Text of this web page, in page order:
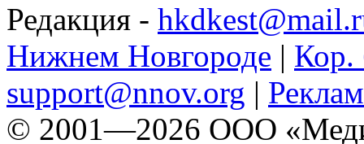
Редакция -
Нижнем Новгороде | Кор.
support@nnov.org |
© 2001—2026 ООО